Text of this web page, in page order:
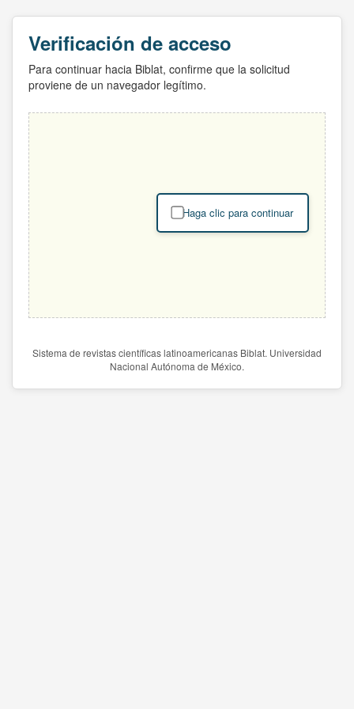
Verificación de acceso
Para continuar hacia Biblat, confirme que la solicitud
proviene de un navegador legítimo.
Haga clic para continuar
Sistema de revistas científicas latinoamericanas Biblat. Universidad
Nacional Autónoma de México.